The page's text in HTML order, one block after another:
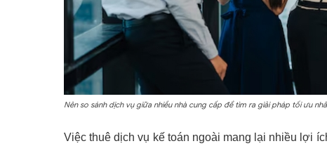
Nên so sánh dịch vụ giữa nhiều nhà cung cấp để tìm ra giải pháp tối ưu
Việc thuê dịch vụ kế toán ngoài mang lại nhiều lợi